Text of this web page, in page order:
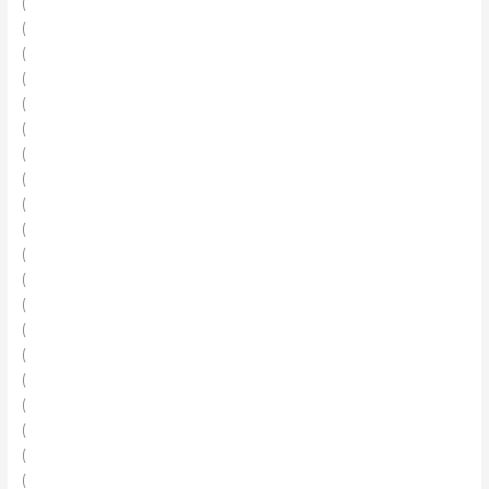
(
(
(
(
(
(
(
(
(
(
(
(
(
(
(
(
(
(
(